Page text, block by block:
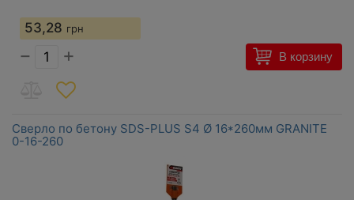
53,28 грн
− + В корзину
Сверло по бетону SDS-PLUS S4 Ø 16*260мм GRANITE
0-16-260